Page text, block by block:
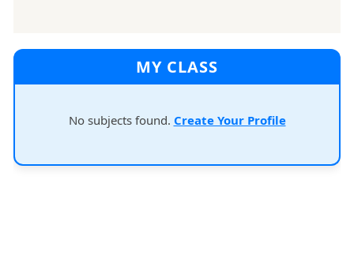
MY CLASS
No subjects found. Create Your Profile